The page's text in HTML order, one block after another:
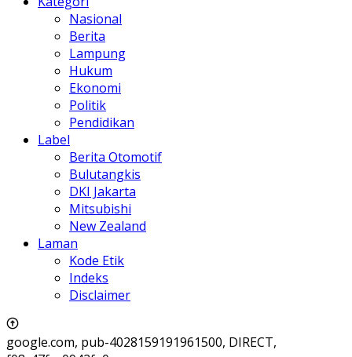
Nasional
Berita
Lampung
Hukum
Ekonomi
Politik
Pendidikan
Label
Berita Otomotif
Bulutangkis
DKI Jakarta
Mitsubishi
New Zealand
Laman
Kode Etik
Indeks
Disclaimer
google.com, pub-4028159191961500, DIRECT,